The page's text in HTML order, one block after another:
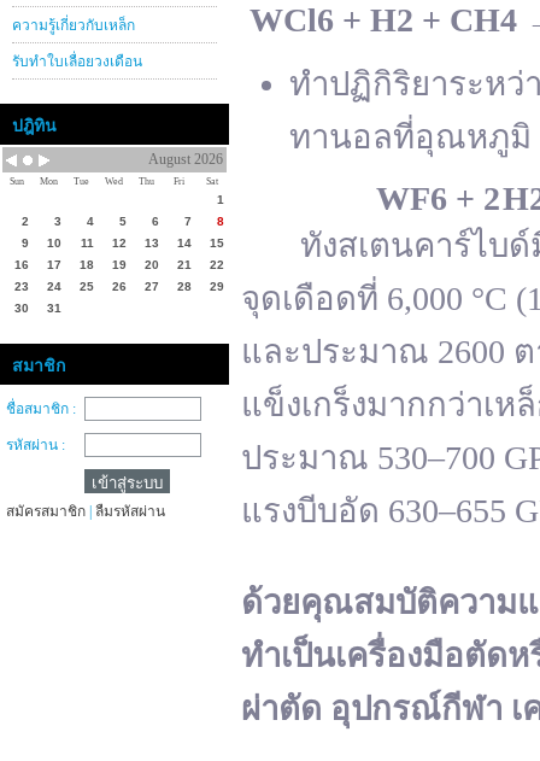
ความรู้เกี่ยวกับเหล็ก
รับทำใบเลื่อยวงเดือน
ปฎิทิน
August 2026
Sun Mon Tue Wed Thu Fri Sat
1
2
3 4 5 6 7
8
9
10 11 12 13 14
15
16
17 18 19 20 21
22
23
24 25 26 27 28
29
30
31
สมาชิก
ชื่อสมาชิก :
รหัสผ่าน :
สมัครสมาชิก ลืมรหัสผ่าน
WCl6 + H2 + CH4
ทำปฏิกิริยาระหว่
ทานอลที่อุณหภูมิ
WF6 + 2 H
ทังสเตนคาร์ไบด์มี
จุดเดือดที่ 6,000 °C
และประมาณ 2600
แข็งเกร็งมากกว่าเ
ประมาณ 530–700
แรงบีบอัด 630–655
ด้วยคุณสมบัติความแ
ทำเป็นเครื่องมือตัดห
ผ่าตัด อุปกรณ์กีฬา เ